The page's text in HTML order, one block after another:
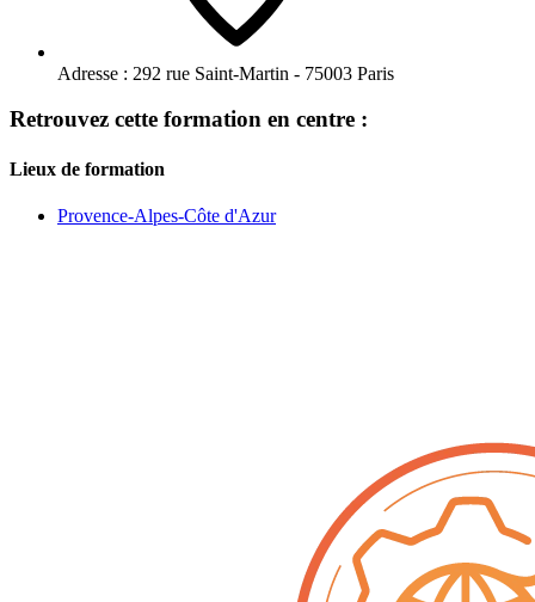
Adresse : 292 rue Saint-Martin - 75003 Paris
Retrouvez cette formation en centre :
Lieux de formation
Provence-Alpes-Côte d'Azur